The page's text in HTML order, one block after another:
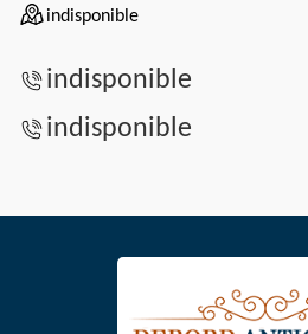
indisponible
indisponible
indisponible